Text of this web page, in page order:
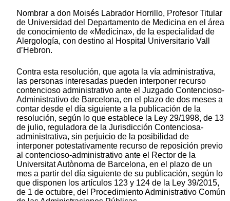
Nombrar a don Moisés Labrador Horrillo, Profesor Titular
de Universidad del Departamento de Medicina en el área
de conocimiento de «Medicina», de la especialidad de
Alergología, con destino al Hospital Universitario Vall
d’Hebron.
Contra esta resolución, que agota la vía administrativa,
las personas interesadas pueden interponer recurso
contencioso administrativo ante el Juzgado Contencioso-
Administrativo de Barcelona, en el plazo de dos meses a
contar desde el día siguiente a la publicación de la
resolución, según lo que establece la Ley 29/1998, de 13
de julio, reguladora de la Jurisdicción Contenciosa-
administrativa, sin perjuicio de la posibilidad de
interponer potestativamente recurso de reposición previo
al contencioso-administrativo ante el Rector de la
Universitat Autònoma de Barcelona, en el plazo de un
mes a partir del día siguiente de su publicación, según lo
que disponen los artículos 123 y 124 de la Ley 39/2015,
de 1 de octubre, del Procedimiento Administrativo Común